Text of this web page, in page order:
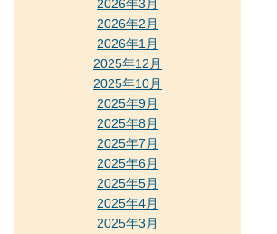
2026年3月
2026年2月
2026年1月
2025年12月
2025年10月
2025年9月
2025年8月
2025年7月
2025年6月
2025年5月
2025年4月
2025年3月